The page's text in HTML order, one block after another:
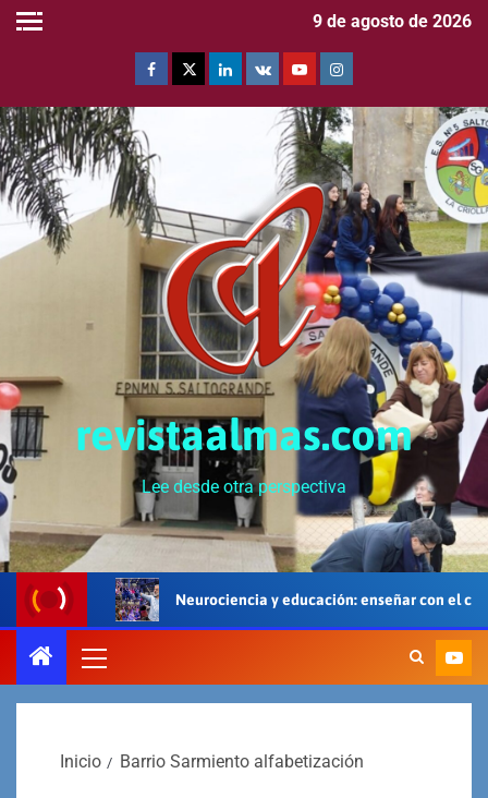
9 de agosto de 2026
revistaalmas.com
Lee desde otra perspectiva
Neurociencia y educación: enseñar con el cerebro, el cuerpo y
Inicio Barrio Sarmiento alfabetización